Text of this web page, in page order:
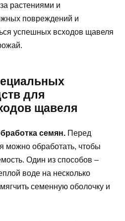
растениями и
повреждений и
успешных всходов щавеля
для
щавеля
семян. Перед
можно обработать, чтобы
Один из способов –
воде на несколько
семенную оболочку и